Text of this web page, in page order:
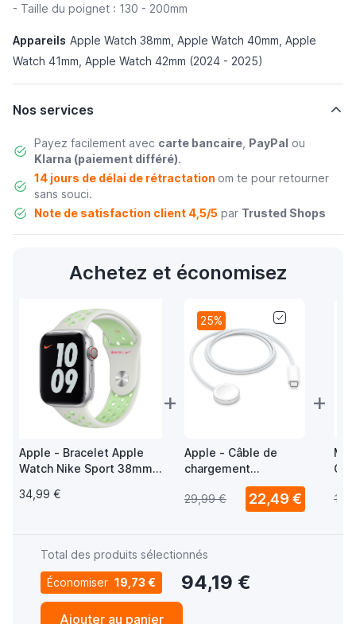
- Taille du poignet : 130 - 200mm
Appareils Apple Watch 38mm, Apple Watch 40mm, Apple
Watch 41mm, Apple Watch 42mm (2024 - 2025)
Nos services
Payez facilement avec carte bancaire, PayPal ou
Klarna (paiement différé).
14 jours de délai de rétractation om te pour retourner
sans souci.
Note de satisfaction client 4,5/5par Trusted Shops
Achetez et économisez
Apple - Bracelet Apple
Watch Nike Sport 38mm /
Spruce Aura / Vapor
34,99 €
+
25%
Apple - Câble de
chargement
magnétique USB-C
pour Apple Watch -
29,99 € 22,49 €
+
Total des produits sélectionnés
Économiser 19,73 € 94,19 €
Ajouter au panier